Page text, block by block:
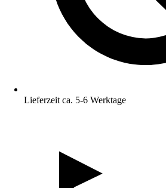
Lieferzeit ca. 5-6 Werktage